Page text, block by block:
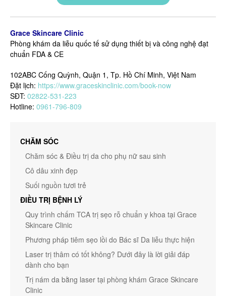
CHĂM SÓC
Chăm sóc & Điều trị da cho phụ nữ sau sinh
Cô dâu xinh đẹp
Suối nguồn tươi trẻ
ĐIỀU TRỊ BỆNH LÝ
Quy trình chấm TCA trị sẹo rỗ chuẩn y khoa tại Grace
Skincare Clinic
Phương pháp tiêm sẹo lồi do Bác sĩ Da liễu thực hiện
Laser trị thâm có tốt không? Dưới đây là lời giải đáp
dành cho bạn
Trị nám da bằng laser tại phòng khám Grace Skincare
Clinic
Grace Skincare Clinic
Phòng khám da liễu quốc tế sử dụng thiết bị và công nghệ đạt
chuẩn FDA & CE
102ABC Cống Quỳnh, Quận 1, Tp. Hồ Chí Minh, Việt Nam
Đặt lịch: https://www.graceskinclinic.com/book-now
SĐT: 02822-531-223
Hotline: 0961-796-809